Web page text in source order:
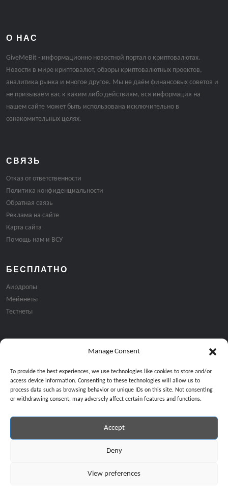
Manage Consent
To provide the best experiences, we use technologies like cookies to store and/or
access device information. Consenting to these technologies will allow us to
process data such as browsing behavior or unique IDs on this site. Not consenting
or withdrawing consent, may adversely affect certain features and functions.
Accept
Deny
View preferences
О НАС
GiveMeBit - информационно новостной портал о криптовалютах.
Новости в мире криптовалют, обзоры криптовалютных проектов,
аналитика рынка и многое другое. Мы не даём финансовых советов и
не призываем вас к каким либо действиям, вся информация на
нашем сайте может быть использована исключительно в
ознакомительных целях.
СВЯЗЬ
Отказ от ответственности
Политика конфиденциальности
Обратная связь
Реклама на сайте
Карта сайта
Помощь нам и ВСУ
БЕСПЛАТНО
Аирдропы
Мейннеты
Тестнеты
Подписка на email рассылку:
Продолжая, вы соглашаетесь с нашей политикой
Copyright © 2024 All Rights Reserved by